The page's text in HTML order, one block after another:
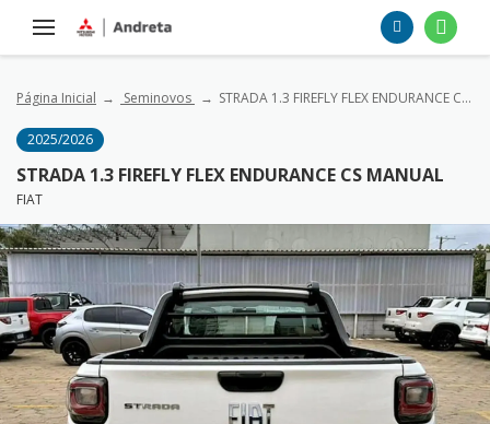
Página Inicial Seminovos STRADA 1.3 FIREFLY FLEX ENDURANCE CS MANUAL
2025/2026
STRADA 1.3 FIREFLY FLEX ENDURANCE CS MANUAL
FIAT